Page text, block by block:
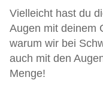
Vielleicht hast du
Augen mit deinem
warum wir bei
auch mit den
Menge!